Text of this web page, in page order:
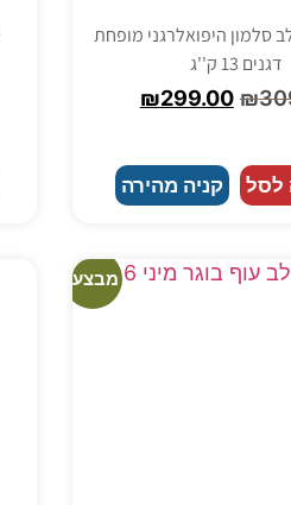
סלמון היפואלרגני מופחת
דגנים 13 ק''ג
₪
₪299.00
לסל קניה מהירה
מבצע!